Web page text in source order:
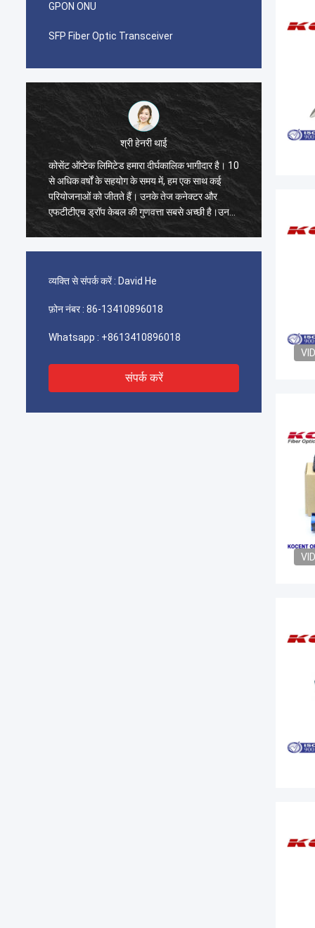
GPON ONU
SFP Fiber Optic Transceiver
श्री हेनरी थाई
कोसेंट ऑप्टेक लिमिटेड हमारा दीर्घकालिक भागीदार है। 10
से अधिक वर्षों के सहयोग के समय में, हम एक साथ कई
परियोजनाओं को जीतते हैं। उनके तेज कनेक्टर और
एफटीटीएच ड्रॉप केबल की गुणवत्ता सबसे अच्छी है।उनके
उत्पाद अब मेरे देश भर में कवर कर रहे हैं.
व्यक्ति से संपर्क करें : David He
फ़ोन नंबर : 86-13410896018
Whatsapp : +8613410896018
संपर्क करें